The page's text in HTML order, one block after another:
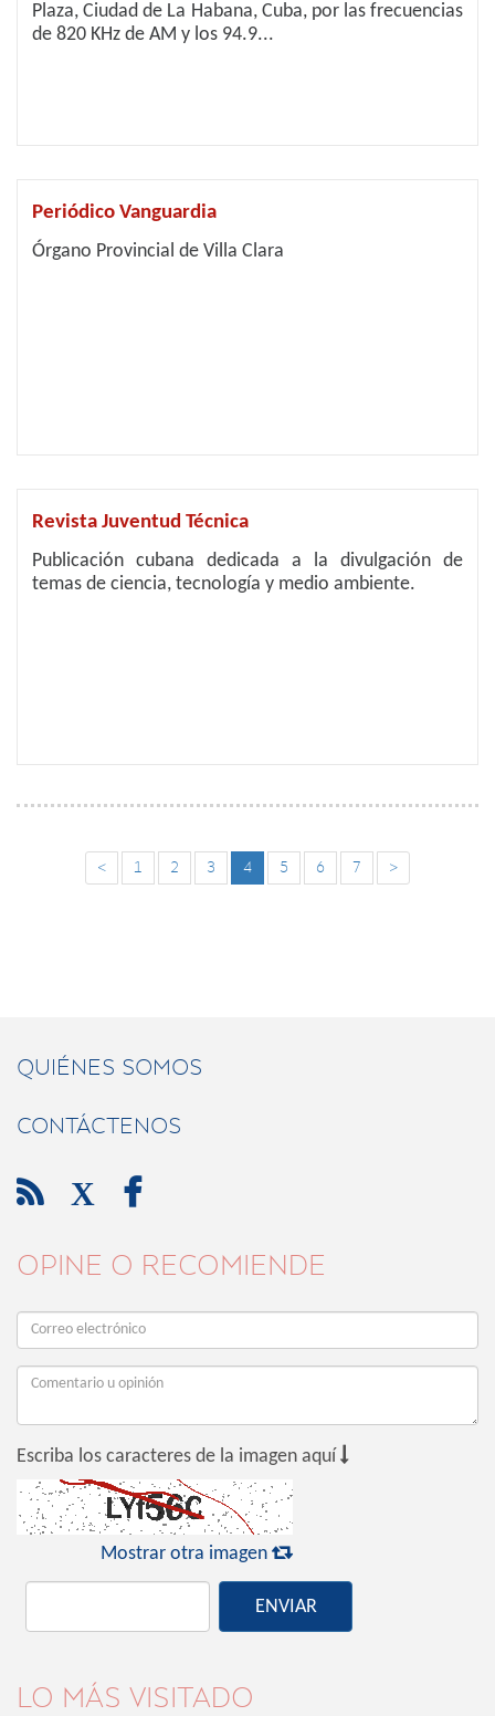
Plaza, Ciudad de La Habana, Cuba, por las frecuencias
de 820 KHz de AM y los 94.9...
Periódico Vanguardia
Órgano Provincial de Villa Clara
Revista Juventud Técnica
Publicación cubana dedicada a la divulgación de
temas de ciencia, tecnología y medio ambiente.
< 1 2 3 4 5 6 7 >
QUIÉNES SOMOS
CONTÁCTENOS
 X 
OPINE O RECOMIENDE
Escriba los caracteres de la imagen aquí 
Mostrar otra imagen 
ENVIAR
LO MÁS VISITADO